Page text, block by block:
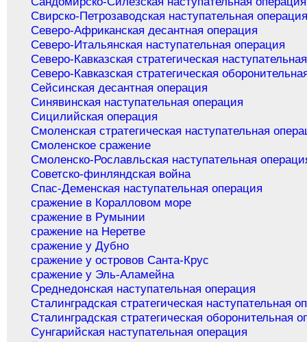
Свирско-Петрозаводская наступательная
Северо-Африканская десантная операция
Северо-Итальянская наступательная операция
Северо-Кавказская стратегическая
Северо-Кавказская стратегическая
Сейсинская десантная операция
Синявинская наступательная операция
Сицилийская операция
Смоленская стратегическая наступательная
Смоленское сражение
Смоленско-Рославльская наступательная
Советско-финляндская война
Спас-Деменская наступательная операция
сражение в Коралловом море
сражение в Румынии
сражение на Неретве
сражение у Дубно
сражение у островов Санта-Крус
сражение у Эль-Аламейна
Среднедонская наступательная операция
Сталинградская стратегическая наступательная
Сталинградская стратегическая оборонительная
Сунгарийская наступательная операция